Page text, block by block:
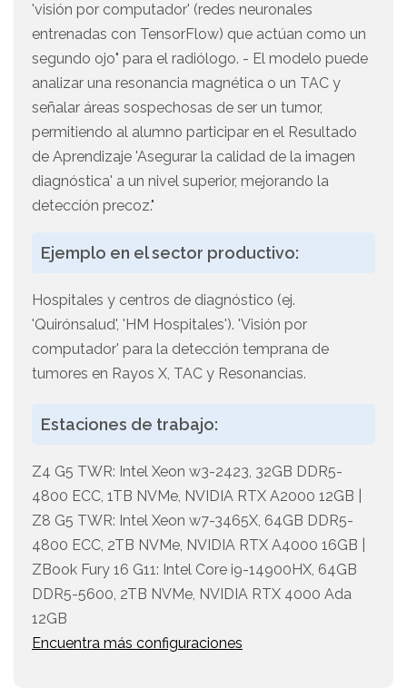
'visión por computador' (redes neuronales
entrenadas con TensorFlow) que actúan como un
segundo ojo" para el radiólogo. - El modelo puede
analizar una resonancia magnética o un TAC y
señalar áreas sospechosas de ser un tumor,
permitiendo al alumno participar en el Resultado
de Aprendizaje 'Asegurar la calidad de la imagen
diagnóstica' a un nivel superior, mejorando la
detección precoz."
Ejemplo en el sector productivo:
Hospitales y centros de diagnóstico (ej.
'Quirónsalud', 'HM Hospitales'). 'Visión por
computador' para la detección temprana de
tumores en Rayos X, TAC y Resonancias.
Estaciones de trabajo:
Z4 G5 TWR: Intel Xeon w3-2423, 32GB DDR5-
4800 ECC, 1TB NVMe, NVIDIA RTX A2000 12GB |
Z8 G5 TWR: Intel Xeon w7-3465X, 64GB DDR5-
4800 ECC, 2TB NVMe, NVIDIA RTX A4000 16GB |
ZBook Fury 16 G11: Intel Core i9-14900HX, 64GB
DDR5-5600, 2TB NVMe, NVIDIA RTX 4000 Ada
12GB
Encuentra más configuraciones